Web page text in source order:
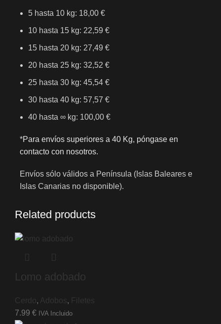
5 hasta 10 kg: 18,00 €
10 hasta 15 kg: 22,59 €
15 hasta 20 kg: 27,49 €
20 hasta 25 kg: 32,52 €
25 hasta 30 kg: 45,54 €
30 hasta 40 kg: 57,57 €
40 hasta ∞ kg: 100,00 €
*Para envíos superiores a 40 Kg, póngase en
contacto con nosotros.
Envíos sólo válidos a Península (Islas Baleares e
Islas Canarias no disponible).
Related products
Lomo adobado
Cerdo, Adobos, Filetes
7.99 € IVA Incluido